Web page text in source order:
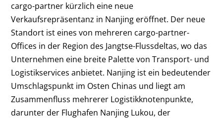
cargo-partner kürzlich eine neue
Verkaufsrepräsentanz in Nanjing eröffnet. Der neue
Standort ist eines von mehreren cargo-partner-
Offices in der Region des Jangtse-Flussdeltas, wo das
Unternehmen eine breite Palette von Transport- und
Logistikservices anbietet. Nanjing ist ein bedeutender
Umschlagspunkt im Osten Chinas und liegt am
Zusammenfluss mehrerer Logistikknotenpunkte,
darunter der Flughafen Nanjing Lukou, der